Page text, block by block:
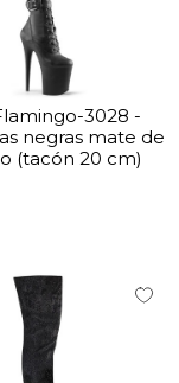
3028 -
negras mate de
(tacón 20 cm)